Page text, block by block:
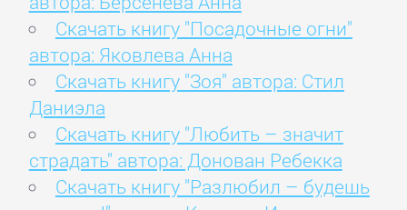
Скачать книгу "Посадочные огни"
автора: Яковлева Анна
Скачать книгу "Зоя" автора: Стил
Даниэла
Скачать книгу "Любить – значит
страдать" автора: Донован Ребекка
Скачать книгу "Разлюбил – будешь